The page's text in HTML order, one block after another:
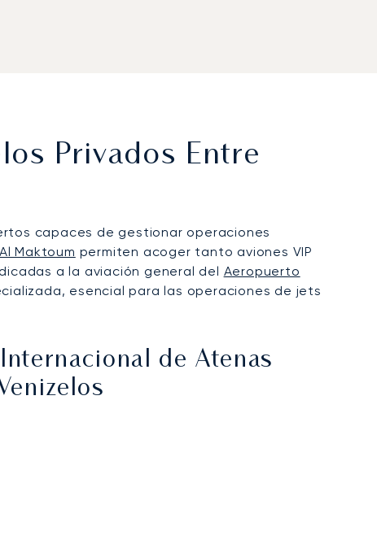
Privados Entre
capaces de gestionar operaciones
Maktoum permiten acoger tanto aviones VIP
a la aviación general del Aeropuerto
esencial para las operaciones de jets
de Atenas